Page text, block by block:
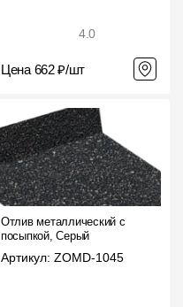
4.0
Цена 662 ₽/шт
Отлив металлический с
посыпкой, Серый
Артикул: ZOMD-1045